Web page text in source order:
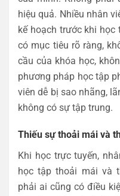
hiệu quả. Nhiều nhân
kế hoạch trước khi học
có mục tiêu rõ ràng,
cầu của khóa học,
phương pháp học tập
viên dễ bị sao nhãng,
không có sự tập trung.
Thiếu sự thoải mái và
Khi học trực tuyến,
học tập thoải mái và
phải ai cũng có điều